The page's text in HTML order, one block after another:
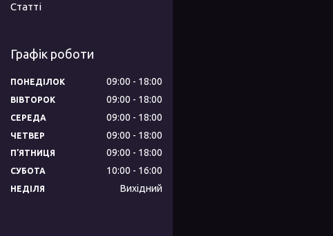
Статті
Графік роботи
ПОНЕДІЛОК 09:00 18:00
ВІВТОРОК 09:00 18:00
СЕРЕДА 09:00 18:00
ЧЕТВЕР 09:00 18:00
ПʼЯТНИЦЯ 09:00 18:00
СУБОТА 10:00 16:00
НЕДІЛЯ Вихідний